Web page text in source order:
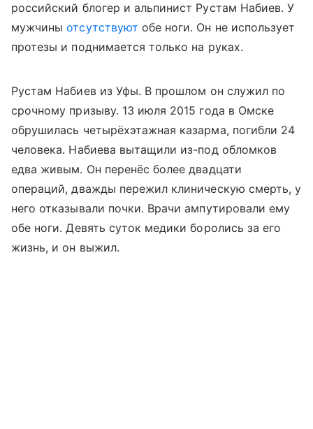
российский блогер и альпинист Рустам Набиев. У
мужчиныотсутствуют обе ноги. Он не использует
протезы и поднимается только на руках.
Рустам Набиев из Уфы. В прошлом он служил по
срочному призыву. 13 июля 2015 года в Омске
обрушилась четырёхэтажная казарма, погибли 24
человека. Набиева вытащили из-под обломков
едва живым. Он перенёс более двадцати
операций, дважды пережил клиническую смерть, у
него отказывали почки. Врачи ампутировали ему
обе ноги. Девять суток медики боролись за его
жизнь, и он выжил.